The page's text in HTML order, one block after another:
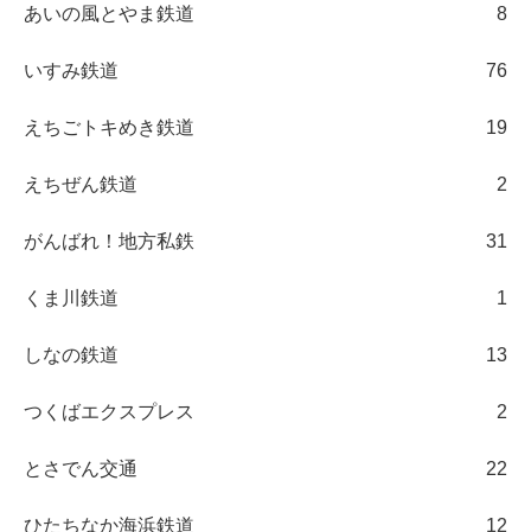
あいの風とやま鉄道 8
いすみ鉄道 76
えちごトキめき鉄道 19
えちぜん鉄道 2
がんばれ！地方私鉄 31
くま川鉄道 1
しなの鉄道 13
つくばエクスプレス 2
とさでん交通 22
ひたちなか海浜鉄道 12